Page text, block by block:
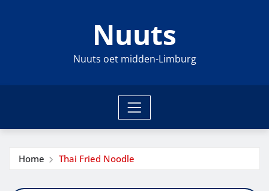
Nuuts
Nuuts oet midden-Limburg
Home Thai Fried Noodle